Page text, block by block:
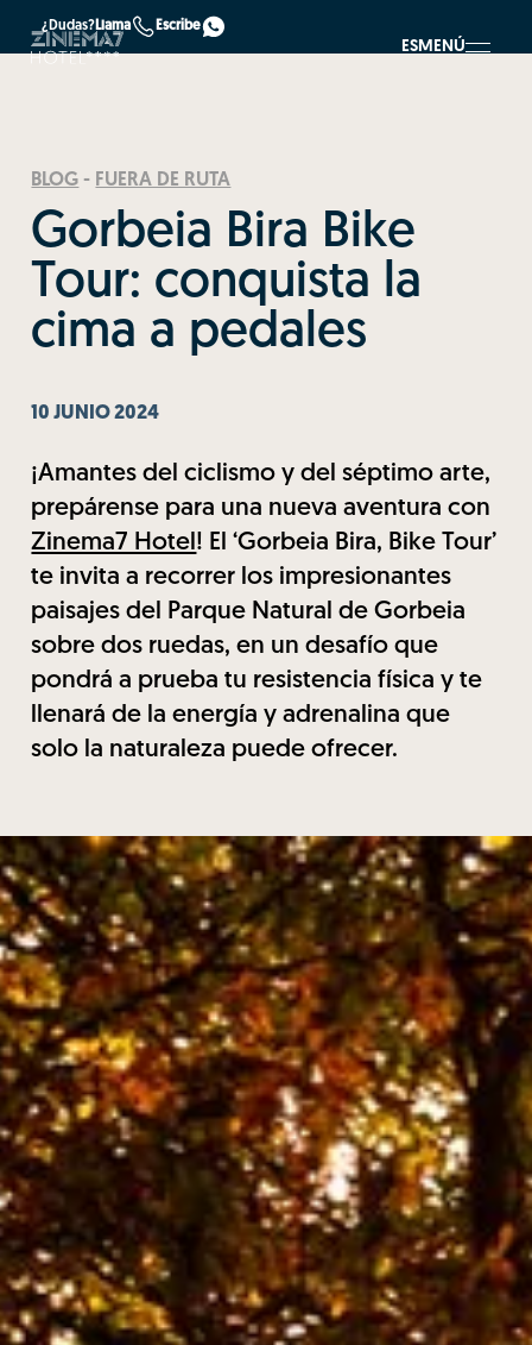
¿Dudas?Llama Escribe
ESMENÚ
BLOG - FUERA DE RUTA
Gorbeia Bira Bike
Tour: conquista la
cima a pedales
10 JUNIO 2024
¡Amantes del ciclismo y del séptimo arte,
prepárense para una nueva aventura con
Zinema7 Hotel ! El ‘Gorbeia Bira, Bike Tour’
te invita a recorrer los impresionantes
paisajes del Parque Natural de Gorbeia
sobre dos ruedas, en un desafío que
pondrá a prueba tu resistencia física y te
llenará de la energía y adrenalina que
solo la naturaleza puede ofrecer.